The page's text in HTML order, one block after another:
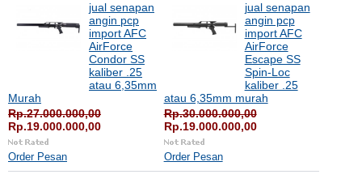
jual senapan
angin pcp
import AFC
AirForce
Condor SS
kaliber .25
atau 6,35mm
Murah
Rp.27.000.000,00
Rp.19.000.000,00
Order Pesan
jual senapan
angin pcp
import AFC
AirForce
Escape SS
Spin-Loc
kaliber .25
atau 6,35mm murah
Rp.30.000.000,00
Rp.19.000.000,00
Order Pesan